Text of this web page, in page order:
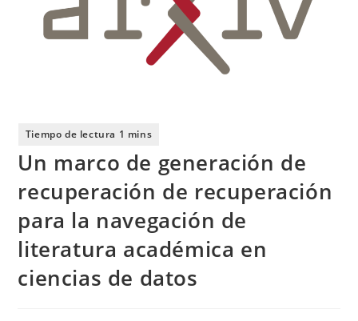
Un marco de generación de
recuperación de recuperación
para la navegación de
literatura académica en
ciencias de datos